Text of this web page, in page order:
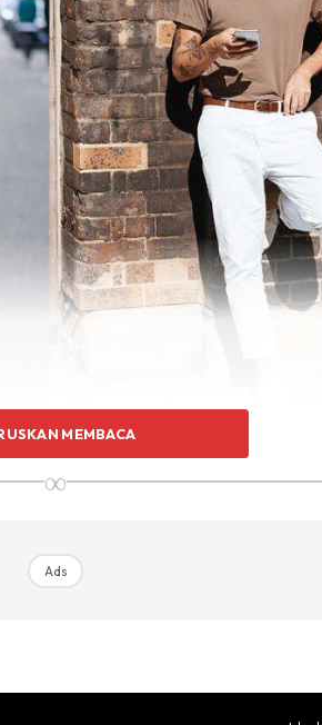
bertemakan neutral seperti biru navy,
MEMBACA
∞
Ads